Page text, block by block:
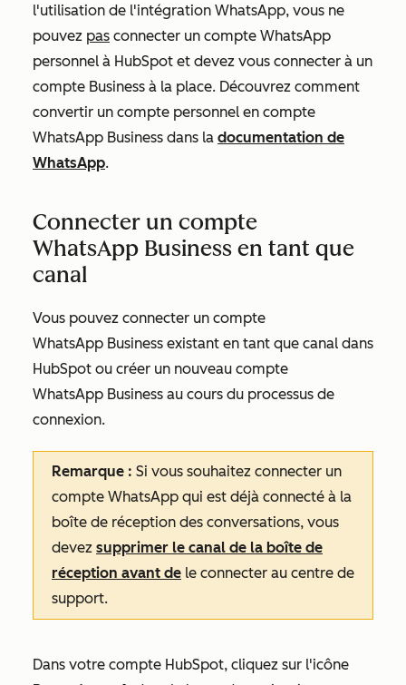
l'utilisation de l'intégration WhatsApp, vous ne
pouvez pas connecter un compte WhatsApp
personnel à HubSpot et devez vous connecter à un
compte Business à la place. Découvrez comment
convertir un compte personnel en compte
WhatsApp Business dans la documentation de
WhatsApp.
Connecter un compte
WhatsApp Business en tant que
canal
Vous pouvez connecter un compte
WhatsApp Business existant en tant que canal dans
HubSpot ou créer un nouveau compte
WhatsApp Business au cours du processus de
connexion.
Remarque : Si vous souhaitez connecter un
compte WhatsApp qui est déjà connecté à la
boîte de réception des conversations, vous
devez supprimer le canal de la boîte de
réception avant de le connecter au centre de
support.
Dans votre compte HubSpot, cliquez sur l'icône